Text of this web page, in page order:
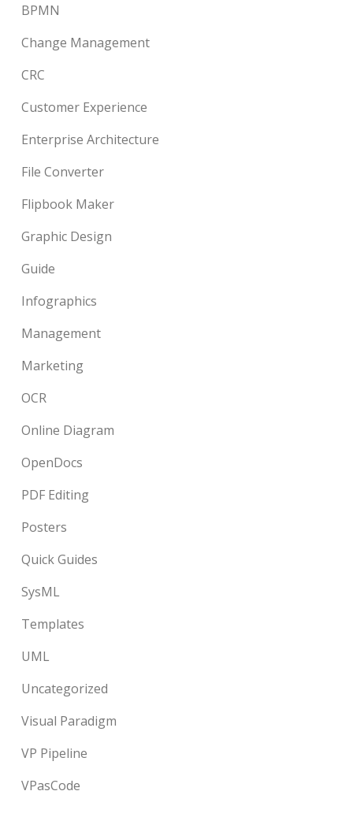
BPMN
Change Management
CRC
Customer Experience
Enterprise Architecture
File Converter
Flipbook Maker
Graphic Design
Guide
Infographics
Management
Marketing
OCR
Online Diagram
OpenDocs
PDF Editing
Posters
Quick Guides
SysML
Templates
UML
Uncategorized
Visual Paradigm
VP Pipeline
VPasCode